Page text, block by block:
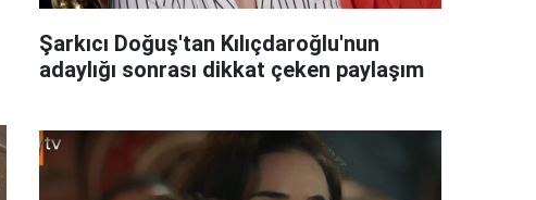
Şarkıcı Doğuş'tan Kılıçdaroğlu'nun
adaylığı sonrası dikkat çeken paylaşım